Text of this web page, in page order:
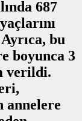
687
bu
boyunca 3
verildi.
annelere